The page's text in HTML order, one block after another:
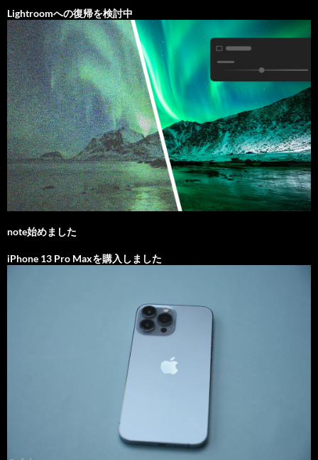
Lightroomへの復帰を検討中
note始めました
iPhone 13 Pro Maxを購入しました